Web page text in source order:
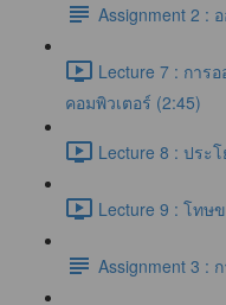
Assignment 2 :
Lecture 7 : การ
คอมพิวเตอร์ (2:45)
Lecture 8 : ประ
Lecture 9 : โทษ
Assignment 3 :